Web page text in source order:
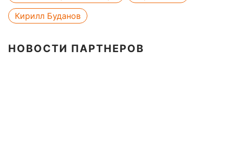
Кирилл Буданов
НОВОСТИ ПАРТНЕРОВ